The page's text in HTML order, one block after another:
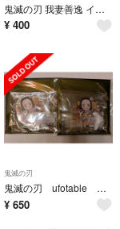
鬼滅の刃 我妻善逸 イースター缶バッジ ウエハース15 シール
¥ 400
鬼滅の刃
鬼滅の刃 ufotable 竈門禰豆子
¥ 650